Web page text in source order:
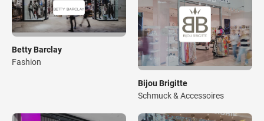
Betty Barclay
Fashion
Bijou Brigitte
Schmuck & Accessoires